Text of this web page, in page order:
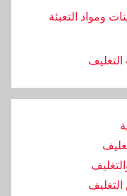
ومواد التعبئة